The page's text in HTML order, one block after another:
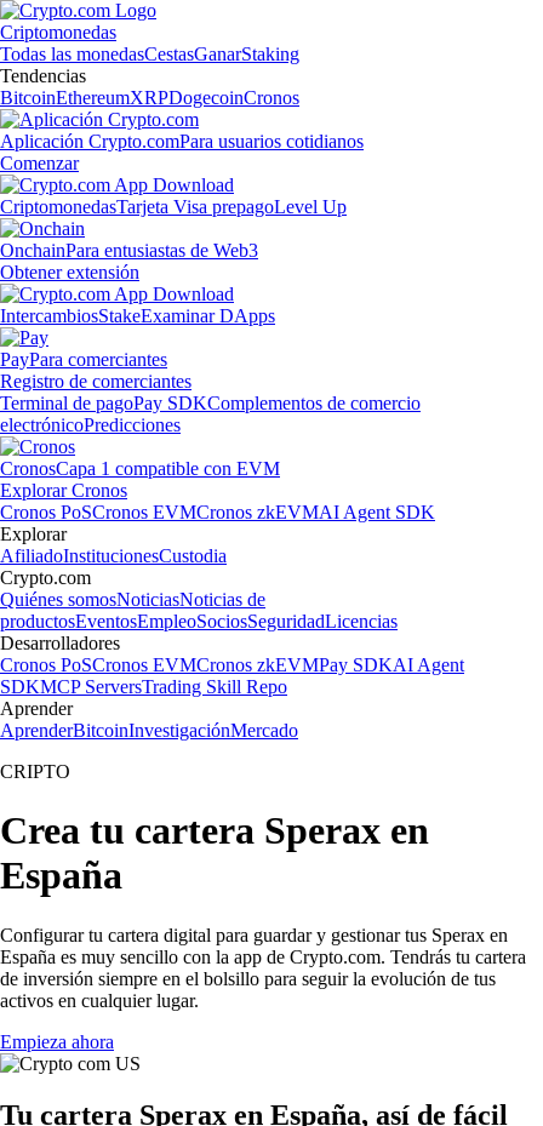
Criptomonedas
Todas las monedasCestasGanarStaking
Tendencias
BitcoinEthereumXRPDogecoinCronos
Aplicación Crypto.comPara usuarios cotidianos
Comenzar
CriptomonedasTarjeta Visa prepagoLevel Up
OnchainPara entusiastas de Web3
Obtener extensión
IntercambiosStakeExaminar DApps
PayPara comerciantes
Registro de comerciantes
Terminal de pagoPay SDKComplementos de comercio
electrónicoPredicciones
CronosCapa 1 compatible con EVM
Explorar Cronos
Cronos PoSCronos EVMCronos zkEVMAI Agent SDK
Explorar
AfiliadoInstitucionesCustodia
Crypto.com
Quiénes somosNoticiasNoticias de
productosEventosEmpleoSociosSeguridadLicencias
Desarrolladores
Cronos PoSCronos EVMCronos zkEVMPay SDKAI Agent
SDKMCP ServersTrading Skill Repo
Aprender
AprenderBitcoinInvestigaciónMercado
CRIPTO
Crea tu cartera Sperax en
España
Configurar tu cartera digital para guardar y gestionar tus Sperax en
España es muy sencillo con la app de Crypto.com. Tendrás tu cartera
de inversión siempre en el bolsillo para seguir la evolución de tus
activos en cualquier lugar.
Empieza ahora
Tu cartera Sperax en España, así de fácil